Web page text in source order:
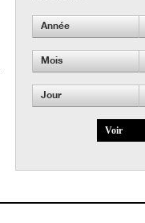
Année
Mois
Jour
Voir